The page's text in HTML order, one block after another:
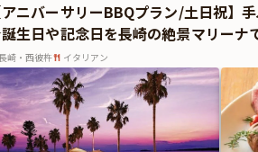
ニバーサリーBBQプラン/土日祝】
生日や記念日を長崎の絶景マリーナ
崎・西彼杵 イタリアン